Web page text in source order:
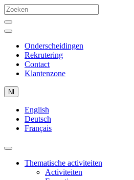
Onderscheidingen
Rekrutering
Contact
Klantenzone
Nl
English
Deutsch
Français
Thematische activiteiten
Activiteiten